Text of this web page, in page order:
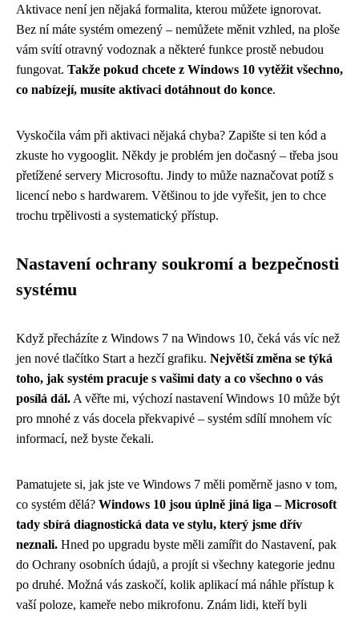
Aktivace není jen nějaká formalita, kterou můžete ignorovat.
Bez ní máte systém omezený – nemůžete měnit vzhled, na ploše
vám svítí otravný vodoznak a některé funkce prostě nebudou
fungovat. Takže pokud chcete z Windows 10 vytěžit všechno,
co nabízejí, musíte aktivaci dotáhnout do konce.
Vyskočila vám při aktivaci nějaká chyba? Zapište si ten kód a
zkuste ho vygooglit. Někdy je problém jen dočasný – třeba jsou
přetížené servery Microsoftu. Jindy to může naznačovat potíž s
licencí nebo s hardwarem. Většinou to jde vyřešit, jen to chce
trochu trpělivosti a systematický přístup.
Nastavení ochrany soukromí a bezpečnosti
systému
Když přecházíte z Windows 7 na Windows 10, čeká vás víc než
jen nové tlačítko Start a hezčí grafiku. Největší změna se týká
toho, jak systém pracuje s vašimi daty a co všechno o vás
posílá dál. A věřte mi, výchozí nastavení Windows 10 může být
pro mnohé z vás docela překvapivé – systém sdílí mnohem víc
informací, než byste čekali.
Pamatujete si, jak jste ve Windows 7 měli poměrně jasno v tom,
co systém dělá? Windows 10 jsou úplně jiná liga – Microsoft
tady sbírá diagnostická data ve stylu, který jsme dřív
neznali. Hned po upgradu byste měli zamířit do Nastavení, pak
do Ochrany osobních údajů, a projít si všechny kategorie jednu
po druhé. Možná vás zaskočí, kolik aplikací má náhle přístup k
vaší poloze, kameře nebo mikrofonu. Znám lidi, kteří byli